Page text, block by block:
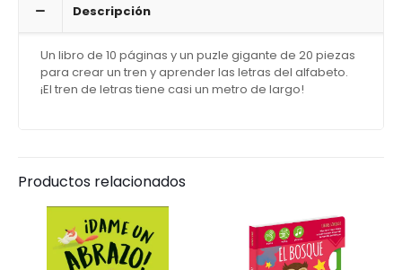
Descripción
Un libro de 10 páginas y un puzle gigante de 20 piezas
para crear un tren y aprender las letras del alfabeto.
¡El tren de letras tiene casi un metro de largo!
Productos relacionados